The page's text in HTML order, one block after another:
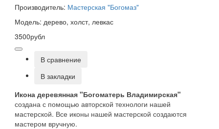
Производитель: Мастерская "Богомаз"
Модель: дерево, холст, левкас
3500рубл
В сравнение
В закладки
Икона деревянная "Богоматерь Владимирская"
создана с помощью авторской технологи нашей
мастерской. Все иконы нашей мастерской создаются
мастером вручную.